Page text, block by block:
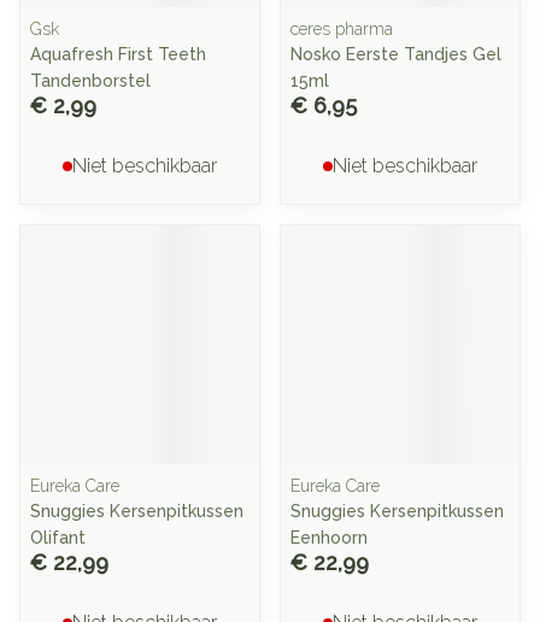
Gsk
Aquafresh First Teeth
Tandenborstel
€ 2,99
Niet beschikbaar
ceres pharma
Nosko Eerste Tandjes Gel
15ml
€ 6,95
Niet beschikbaar
Eureka Care
Snuggies Kersenpitkussen
Olifant
€ 22,99
Eureka Care
Snuggies Kersenpitkussen
Eenhoorn
€ 22,99